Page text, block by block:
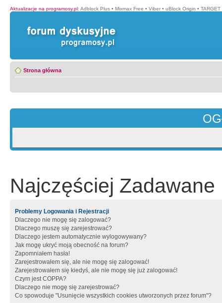
Aktualizacje na programosy.pl: Adblock Plus • Mixmax Free • Viber • uBlock Origin •
Strona główna
Najczęściej Zadawane
Problemy Logowania i Rejestracji
Dlaczego nie mogę się zalogować?
Dlaczego muszę się zarejestrować?
Dlaczego jestem automatycznie wylogowywany?
Jak mogę ukryć moją obecność na forum?
Zapomniałem hasła!
Zarejestrowałem się, ale nie mogę się zalogować!
Zarejestrowałem się kiedyś, ale nie mogę się już zalogować!
Czym jest COPPA?
Dlaczego nie mogę się zarejestrować?
Co spowoduje "Usunięcie wszystkich cookies utworzonych przez forum"?